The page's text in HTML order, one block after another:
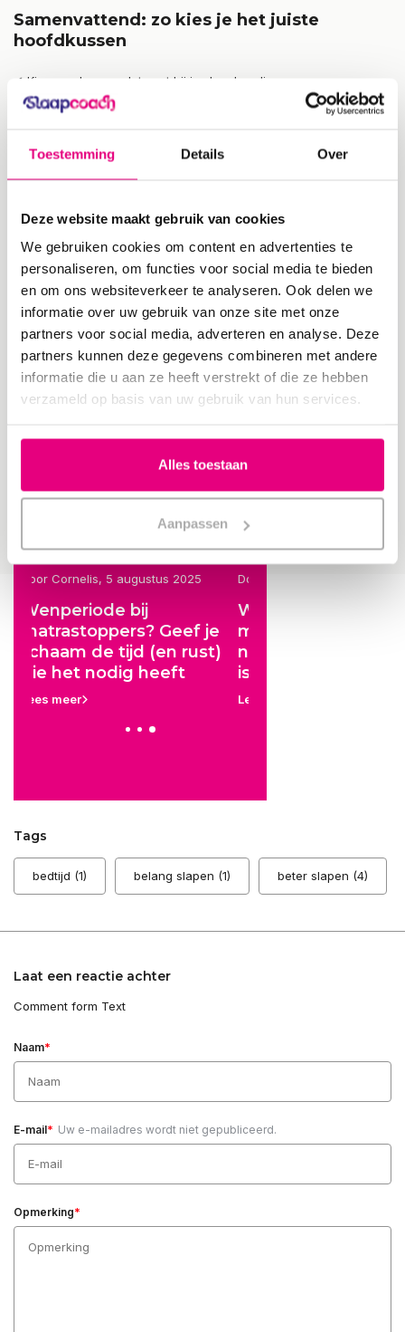
Toestemming Details Over
Deze website maakt gebruik van cookies
We gebruiken cookies om content en advertenties te
personaliseren, om functies voor social media te bieden
en om ons websiteverkeer te analyseren. Ook delen we
informatie over uw gebruik van onze site met onze
partners voor social media, adverteren en analyse. Deze
partners kunnen deze gegevens combineren met andere
informatie die u aan ze heeft verstrekt of die ze hebben
verzameld op basis van uw gebruik van hun services.
Alles toestaan
Aanpassen
Samenvattend: zo kies je het juiste
hoofdkussen
✔ Kies een kussen dat past bij je slaaphouding
✔ Let op hoogte, stevigheid en ergonomie
✔ Ga voor ademend materiaal dat koel blijft
Advies van de Slaapcoach
Bij Slaapcoach.nl hebben we alle kussens zorgvuldig
geselecteerd op basis van ergonomie, kwaliteit en comfort. Zoek
je een verstelbaar traagschuim kussen? Bekijk dan het
Instelbaar
Hoofdkussen
– ontwikkeld op basis van de beste elementen uit
merken als Tempur en M-line, maar dan voor een eerlijke prijs.
Vragen of twijfel je nog welk kussen bij jou past? Neem gerust
Door Cornelis, 2 augustus 2025
Waarom
mondverzorging voor én
na het slapen essentieel
is
Lees meer
Tags
bedtijd (1) belang slapen (1) beter slapen (4)
Laat een reactie achter
Comment form Text
Naam*
E-mail* Uw e-mailadres wordt niet gepubliceerd.
Opmerking*